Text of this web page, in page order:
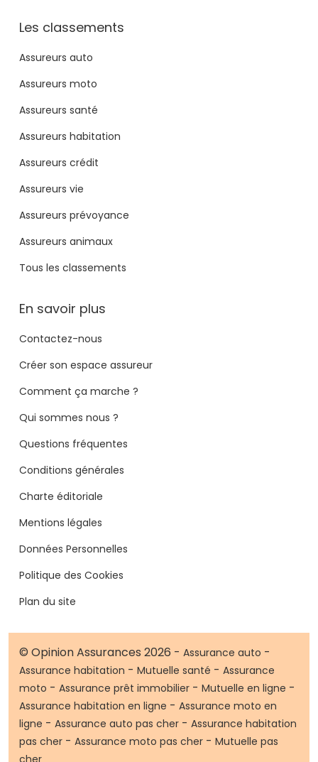
Les classements
Assureurs auto
Assureurs moto
Assureurs santé
Assureurs habitation
Assureurs crédit
Assureurs vie
Assureurs prévoyance
Assureurs animaux
Tous les classements
En savoir plus
Contactez-nous
Créer son espace assureur
Comment ça marche ?
Qui sommes nous ?
Questions fréquentes
Conditions générales
Charte éditoriale
Mentions légales
Données Personnelles
Politique des Cookies
Plan du site
© Opinion Assurances 2026 - Assurance auto -
Assurance habitation - Mutuelle santé - Assurance
moto - Assurance prêt immobilier - Mutuelle en ligne -
Assurance habitation en ligne - Assurance moto en
ligne - Assurance auto pas cher - Assurance habitation
pas cher - Assurance moto pas cher - Mutuelle pas
cher